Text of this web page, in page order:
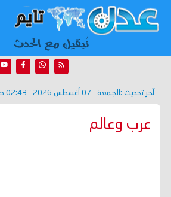
آخر تحديث : الجمعة - 07 أغسطس 2026 - 02:43 ص
عرب وعالم